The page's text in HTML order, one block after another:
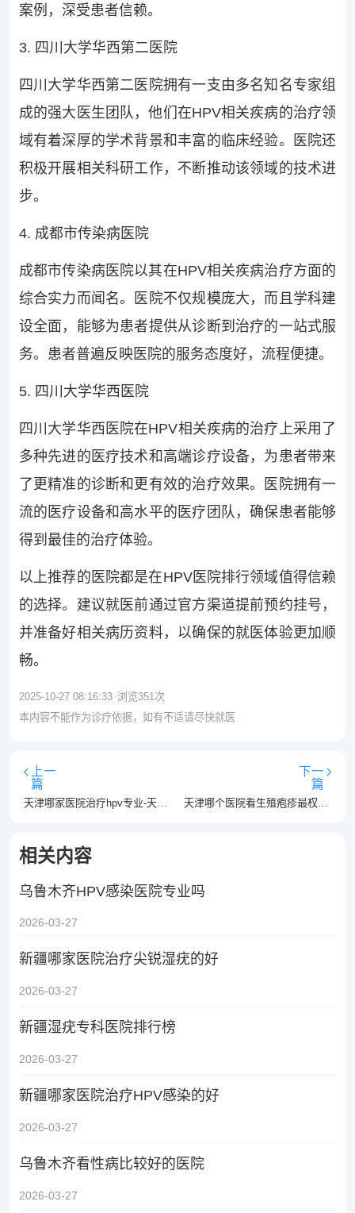
案例，深受患者信赖。
3. 四川大学华西第二医院
四川大学华西第二医院拥有一支由多名知名专家组
成的强大医生团队，他们在HPV相关疾病的治疗领
域有着深厚的学术背景和丰富的临床经验。医院还
积极开展相关科研工作，不断推动该领域的技术进
步。
4. 成都市传染病医院
成都市传染病医院以其在HPV相关疾病治疗方面的
综合实力而闻名。医院不仅规模庞大，而且学科建
设全面，能够为患者提供从诊断到治疗的一站式服
务。患者普遍反映医院的服务态度好，流程便捷。
5. 四川大学华西医院
四川大学华西医院在HPV相关疾病的治疗上采用了
多种先进的医疗技术和高端诊疗设备，为患者带来
了更精准的诊断和更有效的治疗效果。医院拥有一
流的医疗设备和高水平的医疗团队，确保患者能够
得到最佳的治疗体验。
以上推荐的医院都是在HPV医院排行领域值得信赖
的选择。建议就医前通过官方渠道提前预约挂号，
并准备好相关病历资料，以确保的就医体验更加顺
畅。
2025-10-27 08:16:33 浏览351 次
本内容不能作为诊疗依据，如有不适请尽快就医
上一
篇
天津哪家医院治疗hpv专业-天津比较好的hpv医院五大排行？
下一
篇
天津哪个医院看生殖疱疹最权威-天津五大生殖疱疹医院排名榜？
相关内容
乌鲁木齐HPV感染医院专业吗
2026-03-27
新疆哪家医院治疗尖锐湿疣的好
2026-03-27
新疆湿疣专科医院排行榜
2026-03-27
新疆哪家医院治疗HPV感染的好
2026-03-27
乌鲁木齐看性病比较好的医院
2026-03-27